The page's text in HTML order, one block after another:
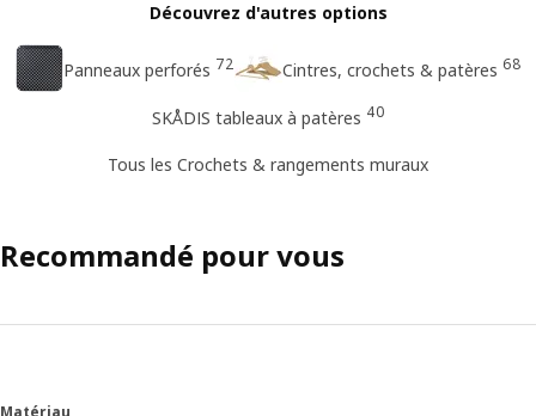
Découvrez d'autres options
Panneaux perforés 72 Cintres, crochets & patères 68
SKÅDIS tableaux à patères 40
Tous les Crochets & rangements muraux
Recommandé pour vous